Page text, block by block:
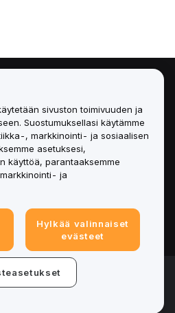
rights reserved.
sivuston toimivuuden ja
Suostumuksellasi käytämme
, markkinointi- ja sosiaalisen
asetuksesi,
käyttöä, parantaaksemme
ja
Hylkää valinnaiset
evästeet